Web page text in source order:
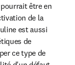
être en
de la
est aussi
de
ce type de